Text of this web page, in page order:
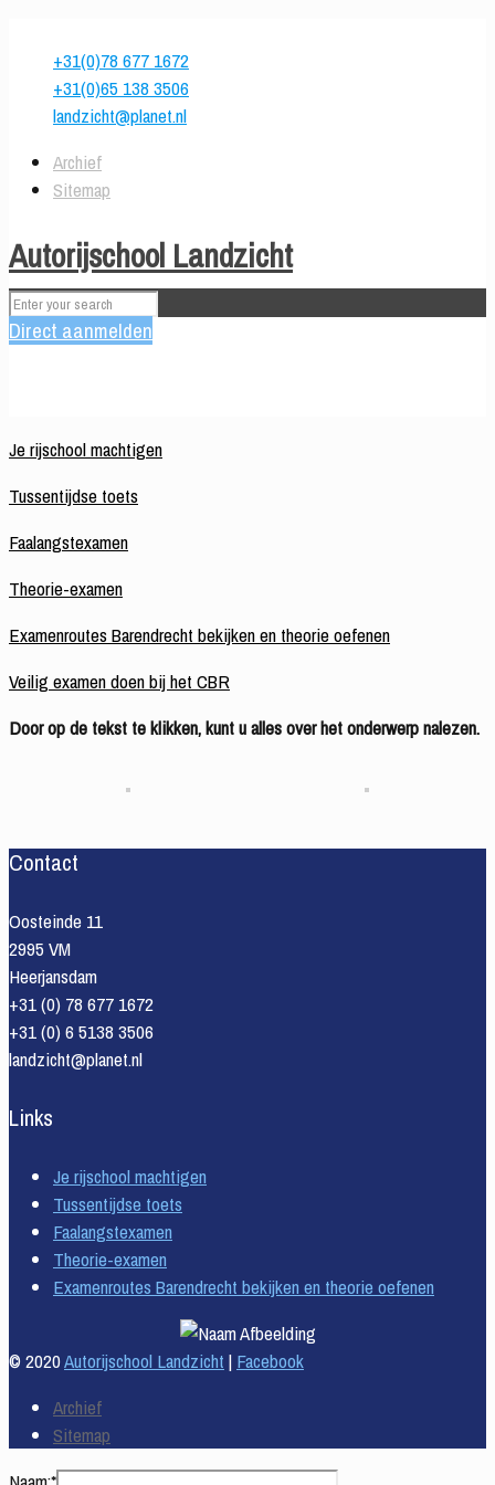
+31(0)78 677 1672
+31(0)65 138 3506
landzicht@planet.nl
Archief
Sitemap
Autorijschool Landzicht
Direct aanmelden
Je rijschool machtigen
Tussentijdse toets
Faalangstexamen
Theorie-examen
Examenroutes Barendrecht bekijken en theorie oefenen
Veilig examen doen bij het CBR
Door op de tekst te klikken, kunt u alles over het onderwerp nalezen.
Contact
Oosteinde 11
2995 VM
Heerjansdam
+31 (0) 78 677 1672
+31 (0) 6 5138 3506
landzicht@planet.nl
Links
Je rijschool machtigen
Tussentijdse toets
Faalangstexamen
Theorie-examen
Examenroutes Barendrecht bekijken en theorie oefenen
© 2020Autorijschool Landzicht | Facebook
Archief
Sitemap